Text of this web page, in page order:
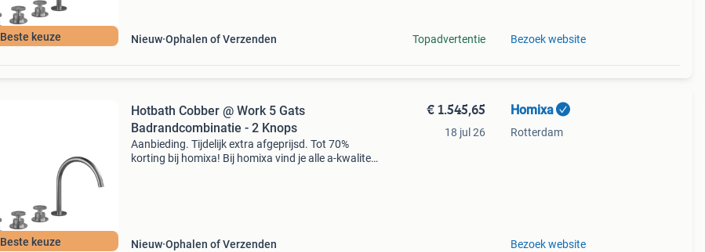
Beste keuze Nieuw Ophalen of Verzenden Topadvertentie Bezoek website
Beste keuze
Hotbath Cobber @ Work 5 Gats
Badrandcombinatie - 2 Knops
Aanbieding. Tijdelijk extra afgeprijsd. Tot 70%
korting bij homixa! Bij homixa vind je alle a-kwaliteit
Nieuw Ophalen of Verzenden
€ 1.545,65
18 jul 26
Homixa
Rotterdam
Bezoek website